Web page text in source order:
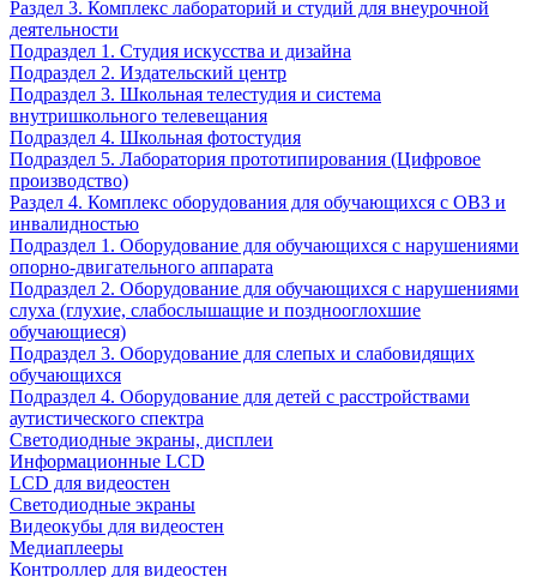
Раздел 3. Комплекс лабораторий и студий для внеурочной
деятельности
Подраздел 1. Студия искусства и дизайна
Подраздел 2. Издательский центр
Подраздел 3. Школьная телестудия и система
внутришкольного телевещания
Подраздел 4. Школьная фотостудия
Подраздел 5. Лаборатория прототипирования (Цифровое
производство)
Раздел 4. Комплекс оборудования для обучающихся с ОВЗ и
инвалидностью
Подраздел 1. Оборудование для обучающихся с нарушениями
опорно-двигательного аппарата
Подраздел 2. Оборудование для обучающихся с нарушениями
слуха (глухие, слабослышащие и позднооглохшие
обучающиеся)
Подраздел 3. Оборудование для слепых и слабовидящих
обучающихся
Подраздел 4. Оборудование для детей с расстройствами
аутистического спектра
Светодиодные экраны, дисплеи
Информационные LCD
LCD для видеостен
Светодиодные экраны
Видеокубы для видеостен
Медиаплееры
Контроллер для видеостен